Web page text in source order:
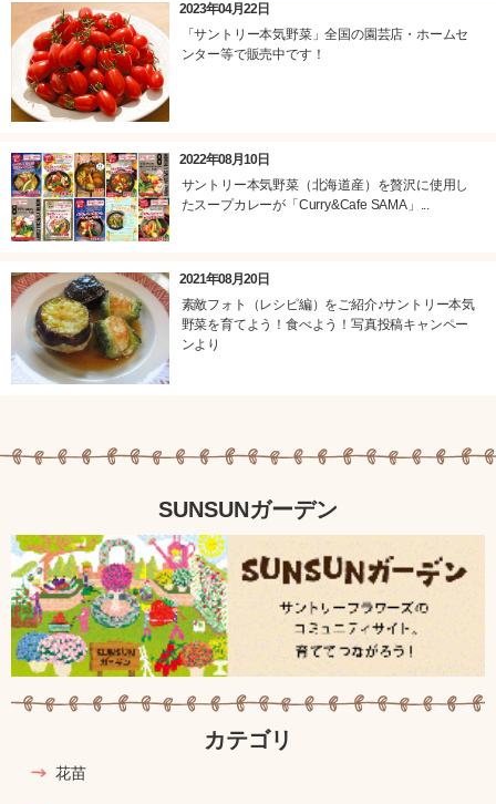
2023年04月22日
「サントリー本気野菜」全国の園芸店・ホームセ
ンター等で販売中です！
2022年08月10日
サントリー本気野菜（北海道産）を贅沢に使用し
たスープカレーが「Curry&Cafe SAMA」...
2021年08月20日
素敵フォト（レシピ編）をご紹介♪サントリー本気
野菜を育てよう！食べよう！写真投稿キャンペー
ンより
SUNSUNガーデン
カテゴリ
花苗